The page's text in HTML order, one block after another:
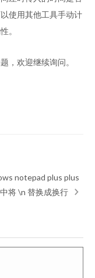
使用其他工具手动计
。
，欢迎继续询问。
notepad plus plus
中将 \n 替换成换行